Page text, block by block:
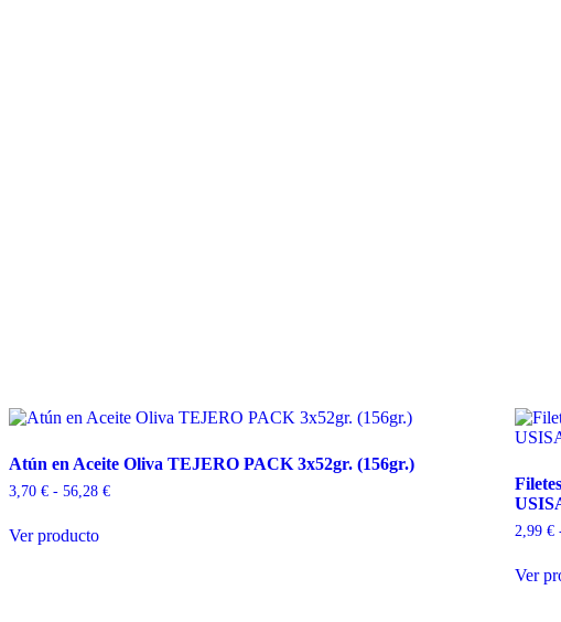
Atún en Aceite Oliva TEJERO PACK 3x52gr. (156gr.)
3,70 € - 56,28 €Rango
Ver productoproducto
2,99 €
Ver